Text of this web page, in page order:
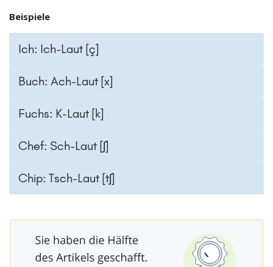
Beispiele
Ich: Ich-Laut [ç]
Buch: Ach-Laut [x]
Fuchs: K-Laut [k]
Chef: Sch-Laut [ʃ]
Chip: Tsch-Laut [tʃ]